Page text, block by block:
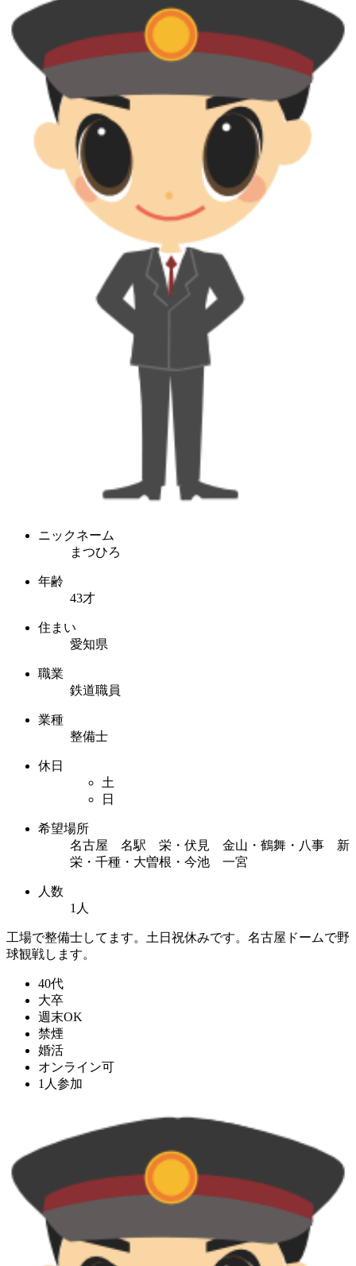
ニックネーム
まつひろ
年齢
43才
住まい
愛知県
職業
鉄道職員
業種
整備士
休日
土
日
希望場所
名古屋 名駅 栄・伏見 金山・鶴舞・八事 新
栄・千種・大曽根・今池 一宮
人数
1人
工場で整備士してます。土日祝休みです。名古屋ドームで野
球観戦します。
40代
大卒
週末OK
禁煙
婚活
オンライン可
1人参加